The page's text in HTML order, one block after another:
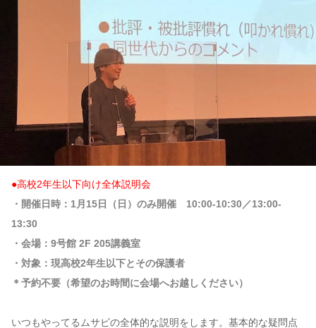
●高校2年生以下向け全体説明会
・開催日時：1月15日（日）のみ開催 10:00-10:30／13:00-
13:30
・会場：9号館 2F 205講義室
・対象：現高校2年生以下とその保護者
＊予約不要（希望のお時間に会場へお越しください）
いつもやってるムサビの全体的な説明をします。基本的な疑問点